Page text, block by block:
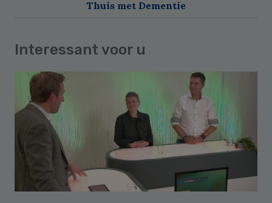
Thuis met Dementie
Interessant voor u